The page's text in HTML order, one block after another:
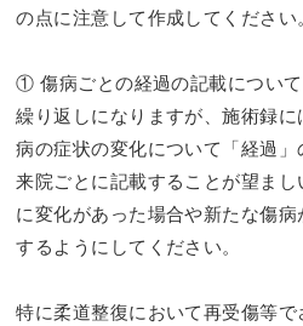
の点に注意して作成してください。
① 傷病ごとの経過の記載について
繰り返しになりますが、施術録
病の症状の変化について「経過」
来院ごとに記載することが望ま
に変化があった場合や新たな傷
するようにしてください。
特に柔道整復において再受傷等